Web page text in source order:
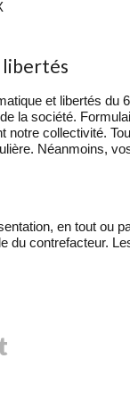
libertés
et libertés du
la société.
notre collectivité.
Néanmoins,
en tout ou
du contrefacteur.